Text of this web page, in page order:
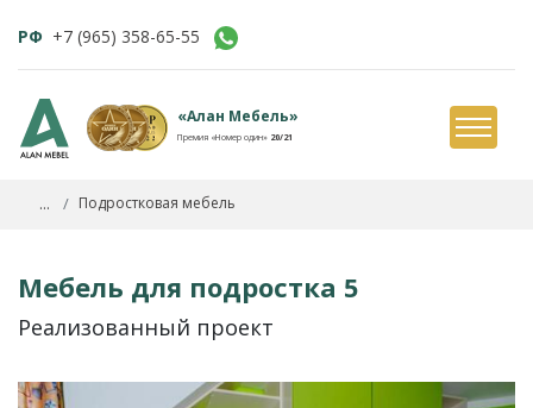
РФ +7 (965) 358-65-55
«Алан Мебель»
Премия «Номер один» 20/21
... Подростковая мебель
Мебель для подростка 5
Реализованный проект